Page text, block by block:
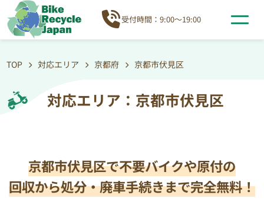
受付時間：9:00～19:00
TOP 対応エリア 京都府 京都市伏見区
対応エリア：京都市伏見区
京都市伏見区で不要バイクや原付の
回収から処分・廃車手続きまで完全無料！